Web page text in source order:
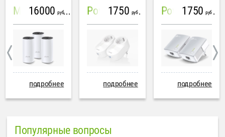
Mesh система TP-Link Deco M4 (3 устройства)
16000 руб
подробнее
PowerLine Tenda PH6
1750 руб
подробнее
PowerLine TP-Link AV600
1750 руб
подробнее
Популярные вопросы